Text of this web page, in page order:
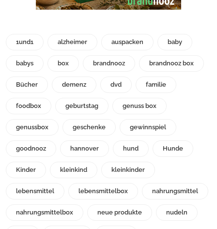
1und1 alzheimer auspacken baby
babys box brandnooz brandnooz box
Bücher demenz dvd familie
foodbox geburtstag genuss box
genussbox geschenke gewinnspiel
goodnooz hannover hund Hunde
Kinder kleinkind kleinkinder
lebensmittel lebensmittelbox nahrungsmittel
nahrungsmittelbox neue produkte nudeln